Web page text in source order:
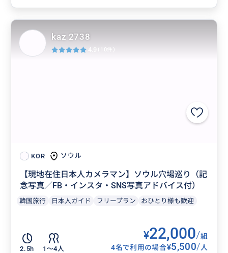
KOR ソウル
【現地在住日本人カメラマン】ソウル穴場巡り（記
念写真／FB・インスタ・SNS写真アドバイス付）
韓国旅行 日本人ガイド フリープラン おひとり様も歓迎
2.5h 1〜4人
¥22,000/組
4名で利用の場合¥5,500/人
kaz 2738
4.9 (10件)